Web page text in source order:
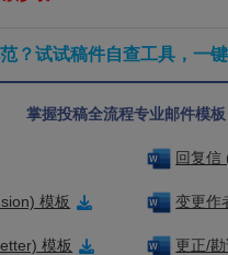
？试试稿件自查工具，一
掌握投稿全流程专业邮件模
回复信
模板 变更作
模板 更正/